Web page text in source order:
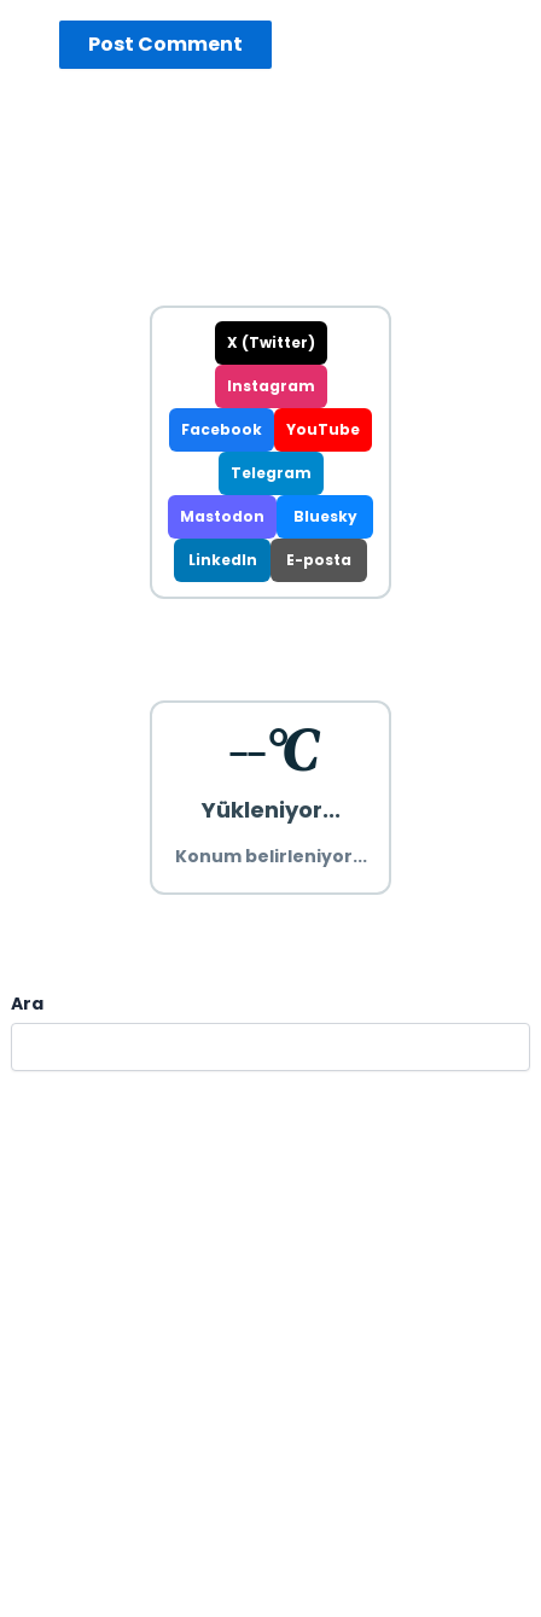
X (Twitter)
Instagram
Facebook YouTube
Telegram
Mastodon Bluesky
LinkedIn E-posta
--°C
Yükleniyor...
Konum belirleniyor...
Ara